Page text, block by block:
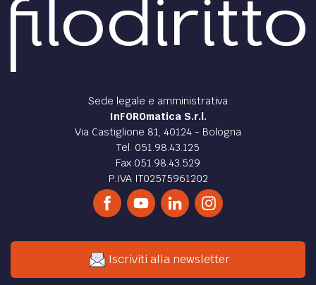
Sede legale e amministrativa
InFOROmatica S.r.l.
Via Castiglione 81, 40124 - Bologna
Tel. 051.98.43.125
Fax 051.98.43.529
P.IVA IT02575961202
Iscriviti alla newsletter